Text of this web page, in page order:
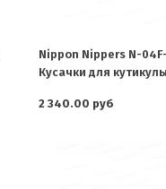
Nippon Nippers N-
Кусачки для
2 340.00 руб